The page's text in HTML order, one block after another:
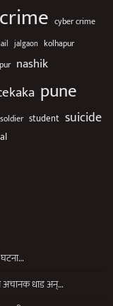
crime cyber crime
jalgaon kolhapur
nashik
pune
soldier student suicide
अचानक धाड अन्…